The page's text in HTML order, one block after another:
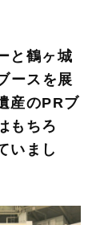
と鶴ヶ城
ースを展
産のPRブ
もちろ
いまし